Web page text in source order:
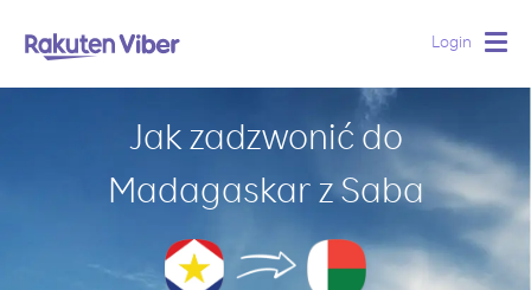
Login
Jak zadzwonić do
Madagaskar z Saba